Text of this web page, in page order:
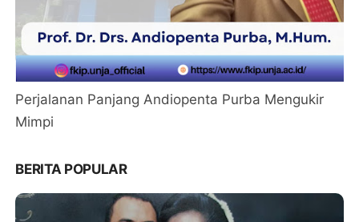
Perjalanan Panjang Andiopenta Purba Mengukir
Mimpi
BERITA POPULAR